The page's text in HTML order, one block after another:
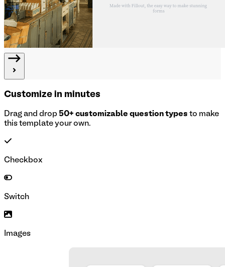
Customize in minutes
Drag and drop 50+ customizable question types to make
this template your own.
Checkbox
Switch
Images